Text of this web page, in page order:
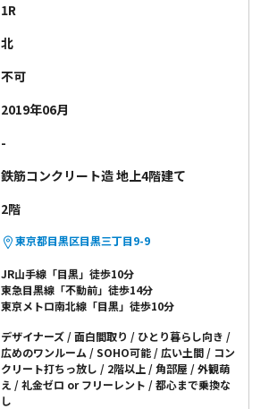
1R
北
不可
2019年06月
-
鉄筋コンクリート造 地上4階建て
2階
東京都目黒区目黒三丁目9-9
JR山手線「目黒」徒歩10分
東急目黒線「不動前」徒歩14分
東京メトロ南北線「目黒」徒歩10分
デザイナーズ 面白間取り
ひとり暮らし向き
広めのワンルーム
SOHO可能 広い土間
コン
クリート打ちっ放し
2階以上 角部屋
外観萌
え
礼金ゼロ or フリーレント
都心まで乗換な
し